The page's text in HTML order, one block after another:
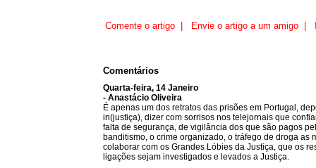
Comente o artigo Envie o artigo a um amigo
Comentários
Quarta-feira, 14 Janeiro
- Anastácio Oliveira
É apenas um dos retratos das prisões em Portugal,
in(justiça), dizer com sorrisos nos telejornais que
falta de segurança, de vigilância dos que são pagos
banditismo, o crime organizado, o tráfego de droga as
colaborar com os Grandes Lóbies da Justiça, que os
ligações sejam investigados e levados a Justiça.